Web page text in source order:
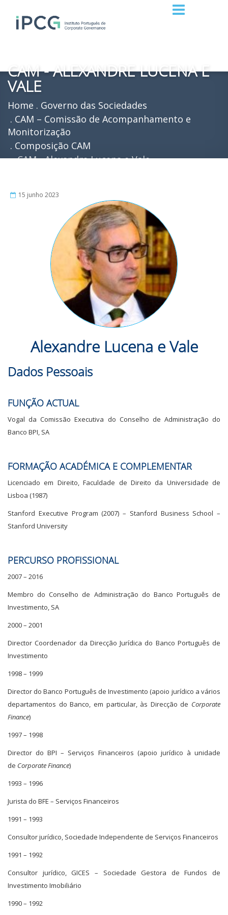
CAM - ALEXANDRE LUCENA E
VALE
Home
Governo das Sociedades
CAM – Comissão de Acompanhamento e
Monitorização
Composição CAM
CAM - Alexandre Lucena e Vale
15 junho 2023
Alexandre Lucena e Vale
Dados Pessoais
FUNÇÃO ACTUAL
Vogal da Comissão Executiva do Conselho de Administração do
Banco BPI, SA
FORMAÇÃO ACADÉMICA E COMPLEMENTAR
Licenciado em Direito, Faculdade de Direito da Universidade de
Lisboa (1987)
Stanford Executive Program (2007) – Stanford Business School –
Stanford University
PERCURSO PROFISSIONAL
2007 – 2016
Membro do Conselho de Administração do Banco Português de
Investimento, SA
2000 – 2001
Director Coordenador da Direcção Jurídica do Banco Português de
Investimento
1998 – 1999
Director do Banco Português de Investimento (apoio jurídico a vários
departamentos do Banco, em particular, às Direcção de Corporate
Finance)
1997 – 1998
Director do BPI – Serviços Financeiros (apoio jurídico à unidade
de Corporate Finance)
1993 – 1996
Jurista do BFE – Serviços Financeiros
1991 – 1993
Consultor jurídico, Sociedade Independente de Serviços Financeiros
1991 – 1992
Consultor jurídico, GICES – Sociedade Gestora de Fundos de
Investimento Imobiliário
1990 – 1992